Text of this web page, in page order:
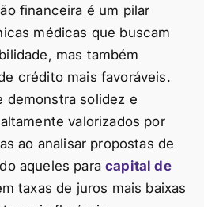
financeira é um pilar
médicas que buscam
mas também
crédito mais favoráveis.
demonstra solidez e
valorizados por
ao analisar propostas de
aqueles paracapital de
taxas de juros mais baixas